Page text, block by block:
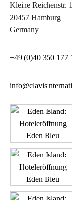
Kleine Reichenstr. 1
20457 Hamburg
Germany
+49 (0)40 350 177 1